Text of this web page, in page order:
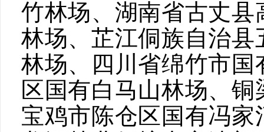
竹林场、湖南省古丈
林场、芷江侗族自治
林场、四川省绵竹市
区国有白马山林场、
宝鸡市陈仓区国有冯